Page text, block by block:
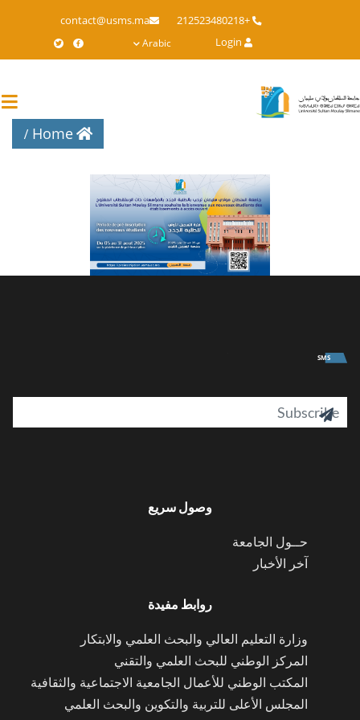
main
+212523480218
contact@usms.ma
Login
Arabic
Home
SMS

وصول سريع
حــول الجامعة
آخر الأخبار
روابط مفيدة
وزارة التعليم العالي والبحث العلمي والابتكار
المركز الوطني للبحث العلمي والتقني
المكتب الوطني للأعمال الجامعية الاجتماعية والثقافية
المجلس الأعلى للتربية والتكوين والبحث العلمي